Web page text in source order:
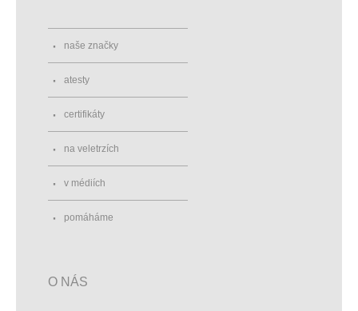
naše značky
atesty
certifikáty
na veletrzích
v médiích
pomáháme
O NÁS